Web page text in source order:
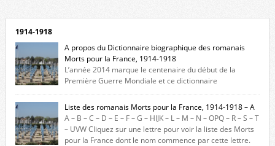
1914-1918
A propos du Dictionnaire biographique des romanais
Morts pour la France, 1914-1918
L’année 2014 marque le centenaire du début de la
Première Guerre Mondiale et ce dictionnaire
biographique veut rendre hommage aux romanais Morts pour la
France durant ce conflit. La base de cette recherche historique est
constituée des noms gravés sur les plaques commémoratives de
l’Hôtel de Ville, du lycée du Dauphiné et du lycée Triboulet, […]
Liste des romanais Morts pour la France, 1914-1918 – A
A – B – C – D – E – F – G – HIJK – L – M – N – OPQ – R – S – T
– UVW Cliquez sur une lettre pour voir la liste des Morts
pour la France dont le nom commence par cette lettre.